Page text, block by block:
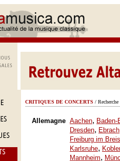
CRITIQUES DE CONCERTS /
Allemagne Aachen, Baden-
Dresden, Ebrach
Freiburg im
Karlsruhe,
Mannheim,